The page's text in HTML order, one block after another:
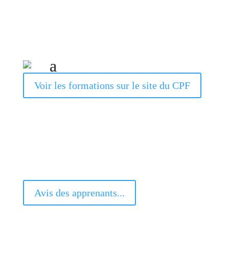
Voir les formations sur le site du CPF
Avis des apprenants...